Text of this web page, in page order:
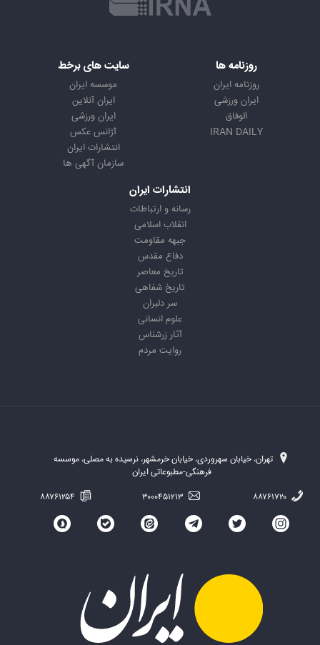
روزنامه ها
روزنامه ایران
ایران ورزشی
الوفاق
IRAN DAILY
سایت های برخط
موسسه ایران
ایران آنلاین
ایران ورزشی
آژانس عکس
انتشارات ایران
سازمان آگهی ها
انتشارات ایران
رسانه و ارتباطات
انقلاب اسلامی
جبهه مقاومت
دفاع مقدس
تاریخ معاصر
تاریخ شفاهی
سر دلبران
علوم انسانی
آثار زرشناس
روایت مردم
تهران، خیابان سهروردی، خیابان خرمشهر، نرسیده به مصلی، موسسه
فرهنگی-مطبوعاتی ایران